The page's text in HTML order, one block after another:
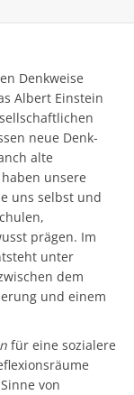
Denkweise
Albert Einstein
neue Denk-
alte
unsere
uns selbst und
prägen. Im
unter
dem
und einem
für eine sozialere
von